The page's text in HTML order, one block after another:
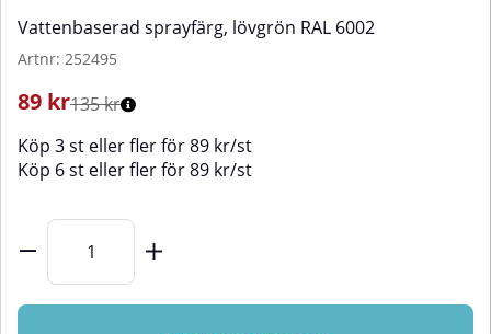
Vattenbaserad sprayfärg, lövgrön RAL 6002
Artnr: 252495
89 kr135 kr
Köp 3 st eller fler för89 kr/st
Köp 6 st eller fler för89 kr/st